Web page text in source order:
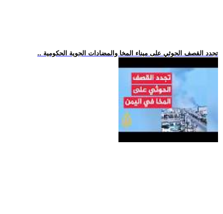
.. تجدد القصف الحوثي على ميناء المخا والمضادات الجوية الحكومية